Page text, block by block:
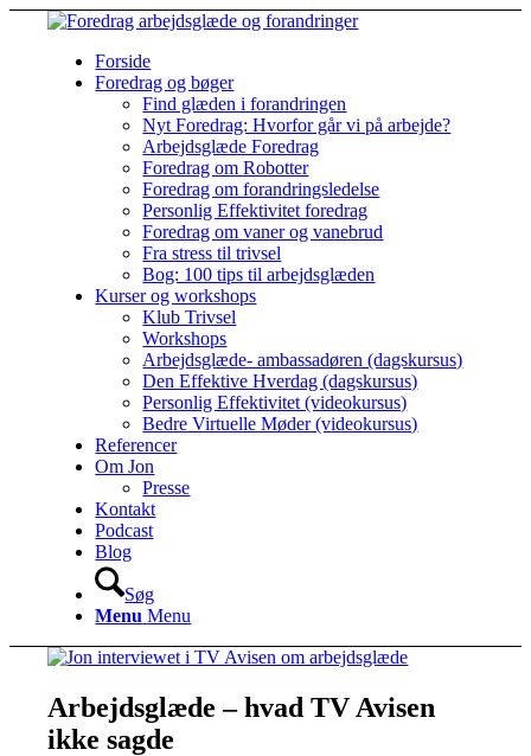
Forside
Foredrag og bøger
Find glæden i forandringen
Nyt Foredrag: Hvorfor går vi på arbejde?
Arbejdsglæde Foredrag
Foredrag om Robotter
Foredrag om forandringsledelse
Personlig Effektivitet foredrag
Foredrag om vaner og vanebrud
Fra stress til trivsel
Bog: 100 tips til arbejdsglæden
Kurser og workshops
Klub Trivsel
Workshops
Arbejdsglæde- ambassadøren (dagskursus)
Den Effektive Hverdag (dagskursus)
Personlig Effektivitet (videokursus)
Bedre Virtuelle Møder (videokursus)
Referencer
Om Jon
Presse
Kontakt
Podcast
Blog
Søg
Menu Menu
Arbejdsglæde – hvad TV Avisen
ikke sagde